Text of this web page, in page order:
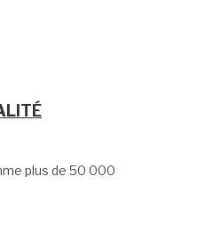
plus de 50 000